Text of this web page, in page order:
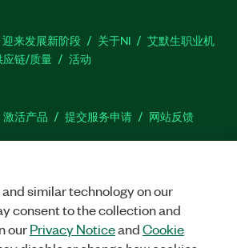
来发展新阶段 关于NI
艾默生职业机
应链/质量 活动
激活产品 提交服务申请 网站反馈
CORP. 恩艾 (中国) 仪器有限公司 版权所
. 沪公网安备 31011502018878号
similar technology on our
consent to the collection and
ourPrivacy NoticeandCookie